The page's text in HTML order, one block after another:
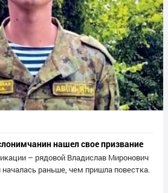
нашел свое призвание
– рядовой Владислав Миронович
началась раньше, чем пришла повестка.